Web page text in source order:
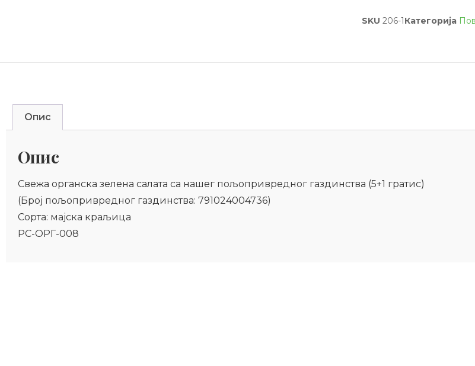
SKU 206-1Категорија
Опис
Опис
Свежа органска зелена салата са нашег пољопривредног газдинства (5+1 гратис)
(Број пољопривредног газдинства: 791024004736)
Сорта: мајска краљица
РС-ОРГ-008